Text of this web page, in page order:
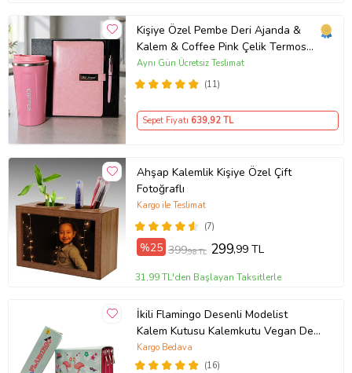
Kişiye Özel Pembe Deri Ajanda &
Kalem & Coffee Pink Çelik Termos
Premium Hediye Seti
(11)
Aynı Gün Ücretsiz Teslimat
Sepet Fiyatı 639,92 TL
Ahşap Kalemlik Kişiye Özel Çift
Fotoğraflı
(7)
Kargo ile Teslimat
%25 399,98 TL 299,99 TL
31,99 TL'den Başlayan Taksitlerle
İkili Flamingo Desenli Modelist
Kalem Kutusu Kalemkutu Vegan Deri
Üç Bölmeli Kalemlik
(16)
Kargo Bedava